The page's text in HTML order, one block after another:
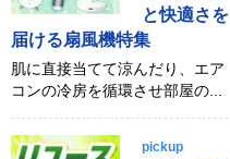
と快適さを
届ける扇風機特集
肌に直接当てて涼んだり、エア
コンの冷房を循環させ部屋の...
pickup